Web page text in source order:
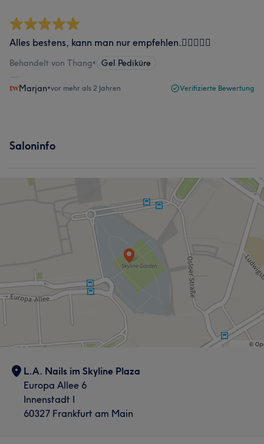
Alles bestens, kann man nur empfehlen.👌🏻👍🏻😊
Behandelt von Thang• Gel Pediküre
Marjan•vor mehr als 2 Jahren Verifizierte Bewertung
Saloninfo
L.A. Nails im Skyline Plaza
Europa Allee 6
Innenstadt I
60327 Frankfurt am Main